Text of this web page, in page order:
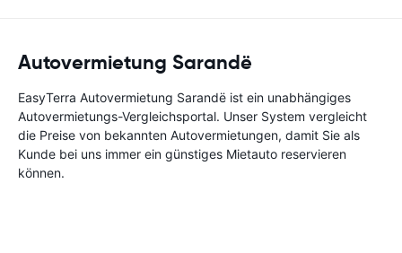
Autovermietung Sarandë
EasyTerra Autovermietung Sarandë ist ein unabhängiges
Autovermietungs-Vergleichsportal. Unser System vergleicht
die Preise von bekannten Autovermietungen, damit Sie als
Kunde bei uns immer ein günstiges Mietauto reservieren
können.